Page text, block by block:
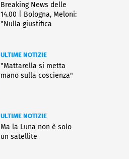
Breaking News delle
14.00 | Bologna, Meloni:
"Nulla giustifica
ULTIME NOTIZIE
"Mattarella si metta
mano sulla coscienza"
ULTIME NOTIZIE
Ma la Luna non è solo
un satellite